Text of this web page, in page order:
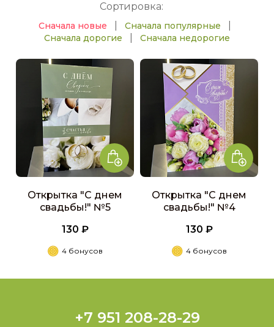
Сортировка:
Сначала новые Сначала популярные
Сначала дорогие Сначала недорогие
Открытка "С днем
свадьбы!" №5
130 ₽
4 бонусов
Открытка "С днем
свадьбы!" №4
130 ₽
4 бонусов
+7 951 208-28-29